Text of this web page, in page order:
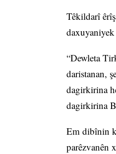
Têkildarî
“Dewleta
daristanan,
dagirkirina
dagirkirina
Em dibînin
parêzvanên